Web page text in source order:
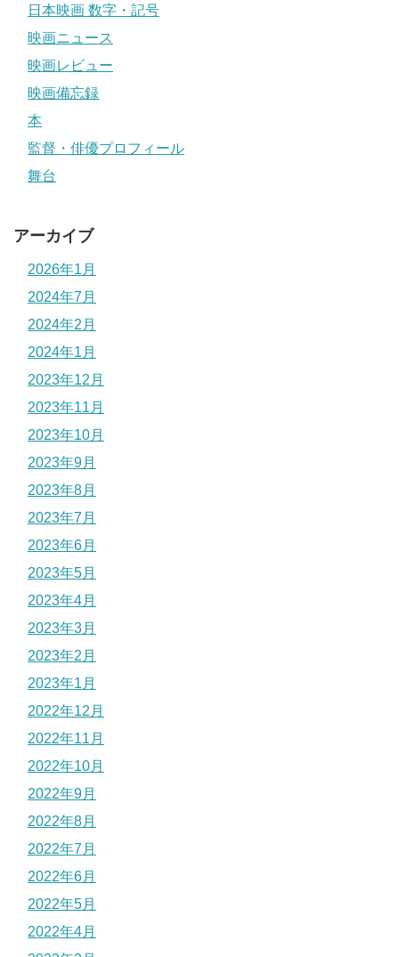
日本映画 数字・記号
映画ニュース
映画レビュー
映画備忘録
本
監督・俳優プロフィール
舞台
アーカイブ
2026年1月
2024年7月
2024年2月
2024年1月
2023年12月
2023年11月
2023年10月
2023年9月
2023年8月
2023年7月
2023年6月
2023年5月
2023年4月
2023年3月
2023年2月
2023年1月
2022年12月
2022年11月
2022年10月
2022年9月
2022年8月
2022年7月
2022年6月
2022年5月
2022年4月